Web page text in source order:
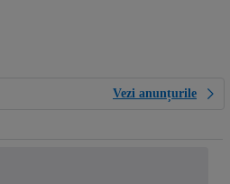
Vezi anunțurile